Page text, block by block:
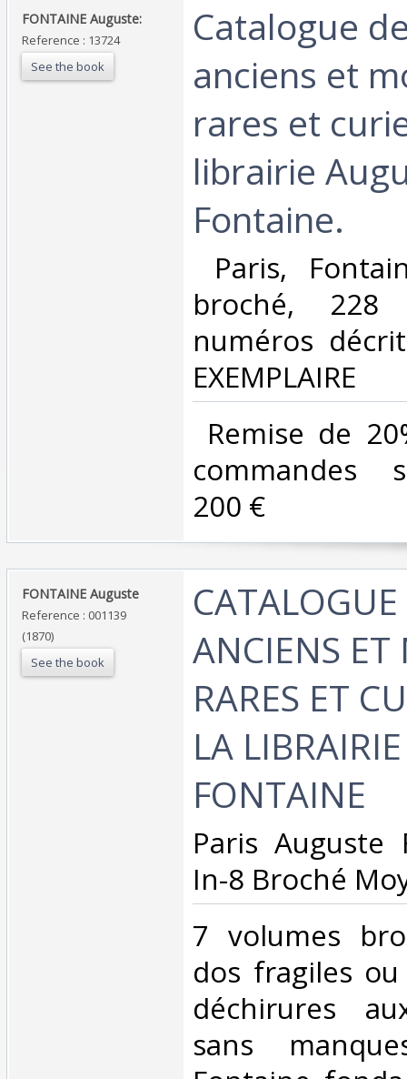
‎FONTAINE Auguste:‎
Reference : 13724
See the book
‎Catalogue
anciens et
rares et
librairie
Fontaine.‎
Paris,
broché, 228
numéros
EXEMPLAIRE‎
Remise de
commandes
200 €‎
‎FONTAINE Auguste‎
Reference : 001139
(1870)
See the book
ANCIENS ET
RARES ET
LA
FONTAINE‎
‎Paris Auguste
In-8 Broché
‎7 volumes
dos fragiles ou
déchirures
sans